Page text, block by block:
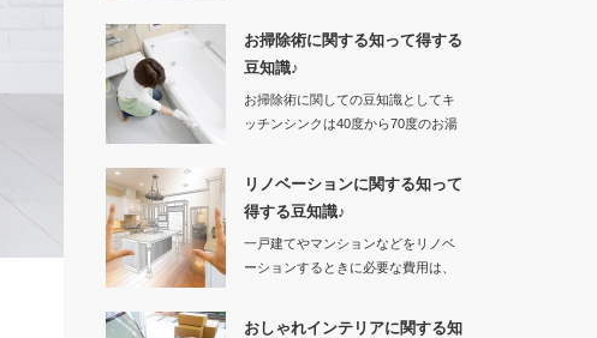
お掃除術に関する知って得する
豆知識♪
お掃除術に関しての豆知識としてキ
ッチンシンクは40度から70度のお湯
リノベーションに関する知って
得する豆知識♪
一戸建てやマンションなどをリノベ
ーションするときに必要な費用は、
おしゃれインテリアに関する知